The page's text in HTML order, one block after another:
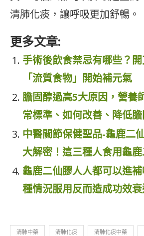
清肺化痰，讓呼吸更加舒暢。
更多文章:
手術後飲食禁忌有哪些？
「流質食物」開始補元氣
膽固醇過高5大原因，營養
常標準、如何改善、降低
中醫關節保健聖品-龜鹿二
大解密！這三種人食用龜
龜鹿二仙膠人人都可以進
種情況服用反而造成功效衰
清肺中藥 清肺化痰 清肺化痰中藥